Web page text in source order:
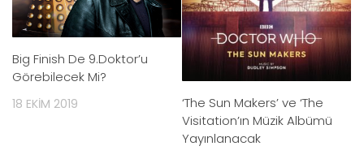
Big Finish De 9.Doktor’u
Görebilecek Mi?
18 EKIM 2019
‘The Sun Makers’ ve ‘The
Visitation’ın Müzik Albümü
Yayınlanacak